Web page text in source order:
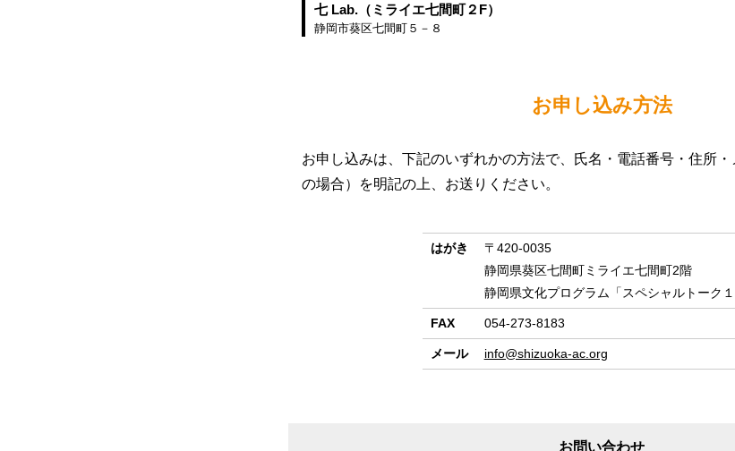
七 Lab.（ミライエ七間町２F）
静岡市葵区七間町５－８
お申し込み方法
お申し込みは、下記のいずれかの方法で、氏名・電話番号・住所
の場合）を明記の上、お送りください。
はがき
〒420-0035
静岡県葵区七間町ミライエ七間町2階
静岡県文化プログラム「スペシャルトーク
FAX 054-273-8183
メール info@shizuoka-ac.org
お問い合わせ